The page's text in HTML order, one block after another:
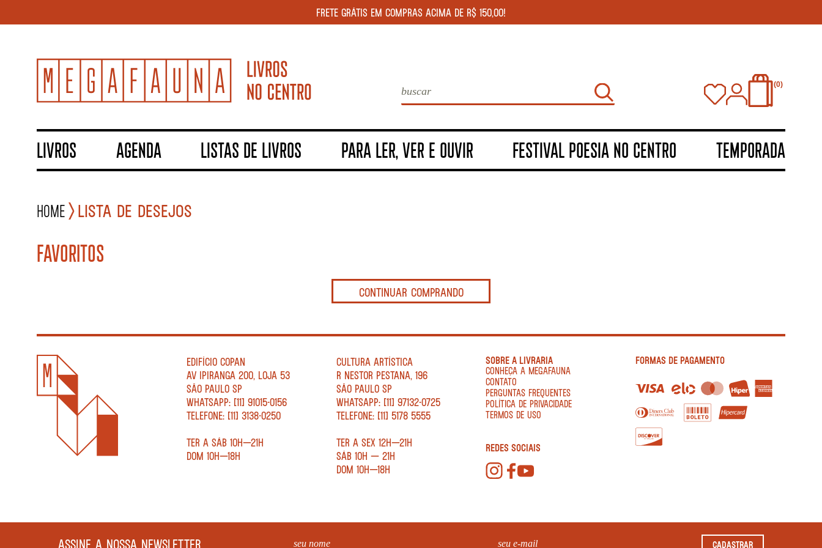
FRETE GRÁTIS EM COMPRAS ACIMA DE R$ 150,00!
0
LIVROS AGENDA LISTAS DE LIVROS PARA LER, VER E OUVIR FESTIVAL POESIA NO CENTRO TEMPORADA
Home Lista de Desejos
FAVORITOS
CONTINUAR COMPRANDO
EDIFÍCIO COPAN
AV IPIRANGA 200, LOJA 53
SÃO PAULO SP
WHATSAPP: [11] 91015-0156
TELEFONE: [11] 3138-0250
TER A SÁB 10H—21H
DOM 10H—18H
CULTURA ARTÍSTICA
R NESTOR PESTANA, 196
SÃO PAULO SP
WHATSAPP: [11] 97132-0725
TELEFONE: [11] 5178 5555
TER A SEX 12H—21H
SÁB 10H — 21H
DOM 10H—18H
SOBRE A LIVRARIA
CONHEÇA A MEGAFAUNA
CONTATO
PERGUNTAS FREQUENTES
POLÍTICA DE PRIVACIDADE
TERMOS DE USO
REDES SOCIAIS
FORMAS DE PAGAMENTO
ASSINE A NOSSA NEWSLETTER CADASTRAR